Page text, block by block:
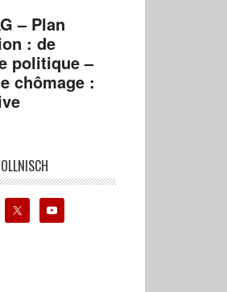
– Plan
: de
politique –
chômage :